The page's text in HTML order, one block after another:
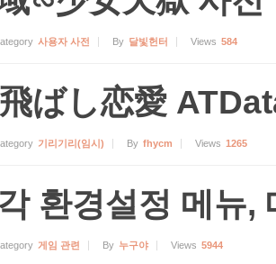
사용자 사전 By 달빛헌터 Views 584
ばし恋愛
기리기리(임시) By fhycm Views 1265
환경설정 메뉴,
게임 관련 By 누구야 Views 5944